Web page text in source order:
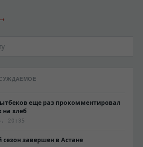
еще раз прокомментировал
на хлеб
20:35
завершен в Астане